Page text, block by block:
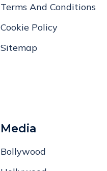
Terms And Conditions
Cookie Policy
Sitemap
Media
Bollywood